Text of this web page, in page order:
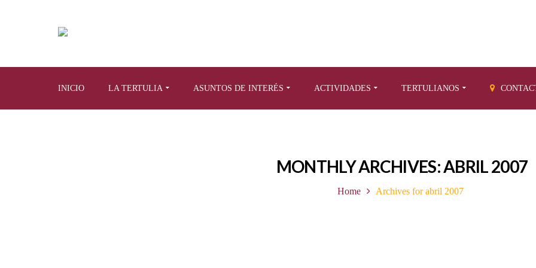
INICIO LA TERTULIA ASUNTOS DE INTERÉS ACTIVIDADES TERTULIANOS
MONTHLY ARCHIVES: ABRIL 2007
Home Archives for abril 2007